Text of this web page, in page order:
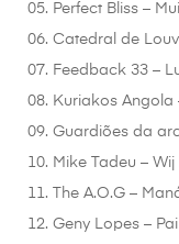
05. Perfect Bliss –
06. Catedral de
07. Feedback 33 –
08. Kuriakos Angola
09. Guardiões da
10. Mike Tadeu –
11. The A.O.G –
12. Geny Lopes – Pai